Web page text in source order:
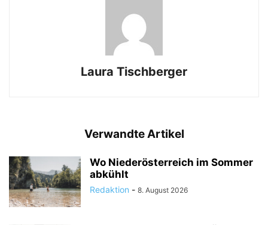
Laura Tischberger
Verwandte Artikel
Wo Niederösterreich im Sommer
abkühlt
Redaktion - 8. August 2026